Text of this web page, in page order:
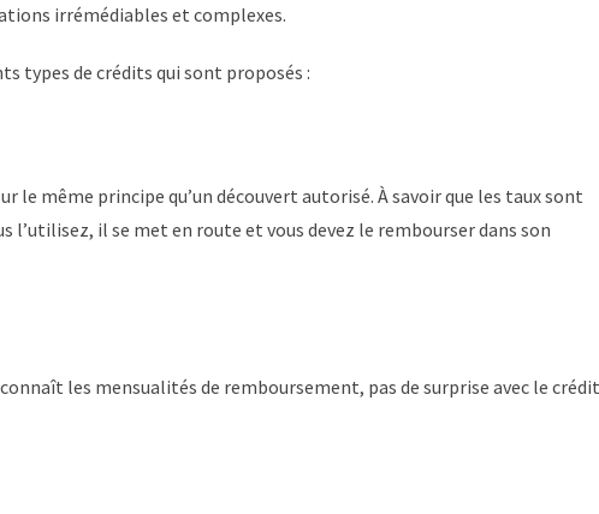
irrémédiables et complexes.
types de crédits qui sont proposés :
le même principe qu’un découvert autorisé. À savoir que les taux sont
l’utilisez, il se met en route et vous devez le rembourser dans son
les mensualités de remboursement, pas de surprise avec le crédit